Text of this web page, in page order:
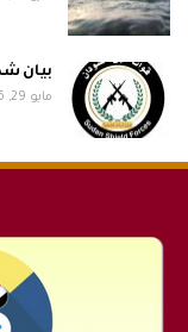
بيان
مايو 29, 2026